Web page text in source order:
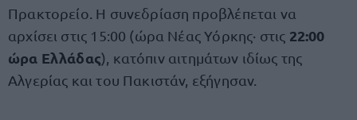
Πρακτορείο. Η συνεδρίαση προβλέπεται να
αρχίσει στις 15:00 (ώρα Νέας Υόρκης· στις 22:00
ώρα Ελλάδας), κατόπιν αιτημάτων ιδίως της
Αλγερίας και του Πακιστάν, εξήγησαν.